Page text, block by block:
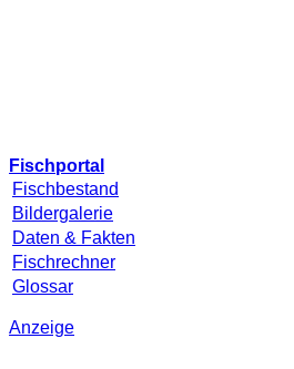
Fischportal
Fischbestand
Bildergalerie
Daten & Fakten
Fischrechner
Glossar
Anzeige